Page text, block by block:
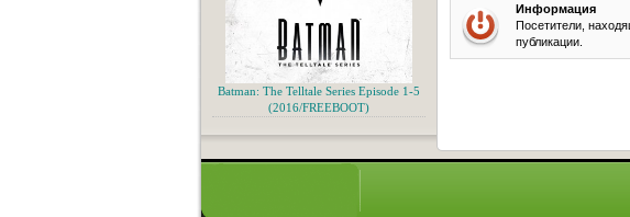
Информация
Посетители,
публикации.
Batman: The Telltale Series Episode 1-5
(2016/FREEBOOT)